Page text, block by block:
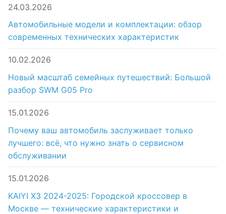
24.03.2026
Автомобильные модели и комплектации: обзор
современных технических характеристик
10.02.2026
Новый масштаб семейных путешествий: Большой
разбор SWM G05 Pro
15.01.2026
Почему ваш автомобиль заслуживает только
лучшего: всё, что нужно знать о сервисном
обслуживании
15.01.2026
KAIYI X3 2024-2025: Городской кроссовер в
Москве — технические характеристики и